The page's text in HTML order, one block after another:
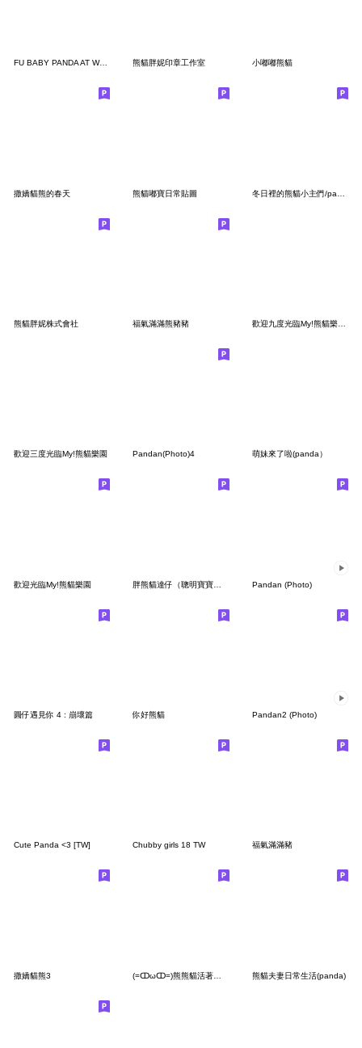
FU BABY PANDA AT WORK 熊貓胖妮印章工作室 小嘟嘟熊貓
撒嬌貓熊的春天 熊貓嘟寶日常貼圖
熊貓胖妮株式會社 福氣滿滿熊豬豬 歡迎九度光臨My!熊貓樂園*啊趴次秋只能冬次
歡迎三度光臨My!熊貓樂園 Pandan(Photo)4 萌妹來了啦(panda）
歡迎光臨My!熊貓樂園 Pandan (Photo)
圓仔遇見你 4 : 崩壞篇 你好熊貓 Pandan2 (Photo)
Cute Panda <3 [TW] Chubby girls 18 TW 福氣滿滿豬
撒嬌貓熊3 熊貓夫妻日常生活(panda)